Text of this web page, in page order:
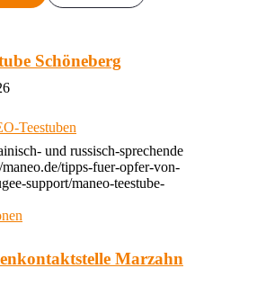
Schöneberg
Teestuben
und russisch-sprechende
tipps-fuer-opfer-von-
support/maneo-teestube-
Marzahn